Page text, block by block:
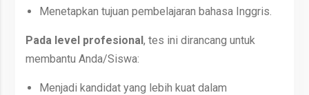
Menetapkan tujuan pembelajaran bahasa Inggris.
Pada level profesional, tes ini dirancang untuk
membantu Anda/Siswa:
Menjadi kandidat yang lebih kuat dalam